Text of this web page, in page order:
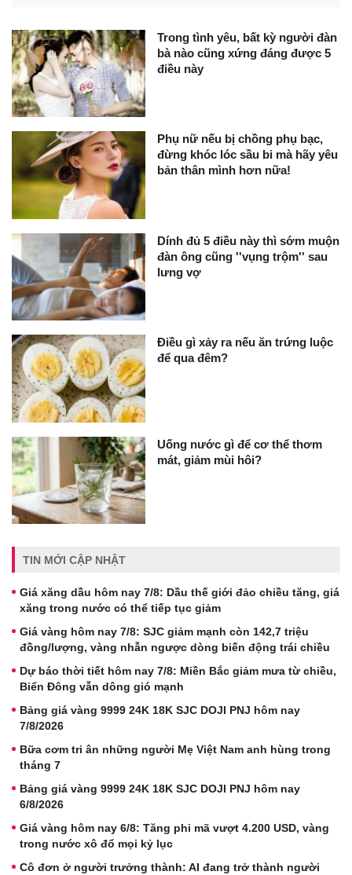
Trong tình yêu, bất kỳ người đàn
bà nào cũng xứng đáng được 5
điều này
Phụ nữ nếu bị chồng phụ bạc,
đừng khóc lóc sầu bi mà hãy yêu
bản thân mình hơn nữa!
Dính đủ 5 điều này thì sớm muộn
đàn ông cũng ''vụng trộm'' sau
lưng vợ
Điều gì xảy ra nếu ăn trứng luộc
để qua đêm?
Uống nước gì để cơ thể thơm
mát, giảm mùi hôi?
TIN MỚI CẬP NHẬT
Giá xăng dầu hôm nay 7/8: Dầu thế giới đảo chiều tăng, giá
xăng trong nước có thể tiếp tục giảm
Giá vàng hôm nay 7/8: SJC giảm mạnh còn 142,7 triệu
đồng/lượng, vàng nhẫn ngược dòng biến động trái chiều
Dự báo thời tiết hôm nay 7/8: Miền Bắc giảm mưa từ chiều,
Biển Đông vẫn dông gió mạnh
Bảng giá vàng 9999 24K 18K SJC DOJI PNJ hôm nay
7/8/2026
Bữa cơm tri ân những người Mẹ Việt Nam anh hùng trong
tháng 7
Bảng giá vàng 9999 24K 18K SJC DOJI PNJ hôm nay
6/8/2026
Giá vàng hôm nay 6/8: Tăng phi mã vượt 4.200 USD, vàng
trong nước xô đổ mọi kỷ lục
Cô đơn ở người trưởng thành: AI đang trở thành người